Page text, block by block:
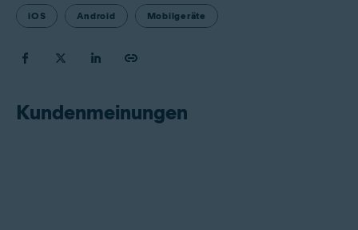
iOS Android Mobilgeräte
Kundenmeinungen